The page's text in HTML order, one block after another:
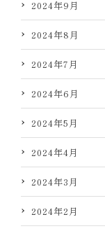
2024年9月
2024年8月
2024年7月
2024年6月
2024年5月
2024年4月
2024年3月
2024年2月